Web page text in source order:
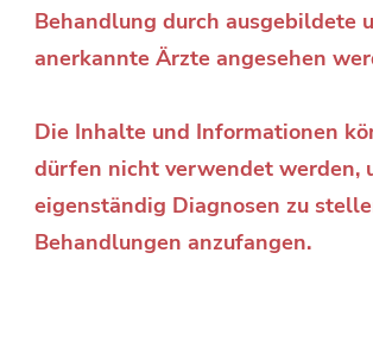
Behandlung durch ausgebildete
anerkannte Ärzte angesehen
Die Inhalte und Informationen
dürfen nicht verwendet werden,
eigenständig Diagnosen zu
Behandlungen anzufangen.